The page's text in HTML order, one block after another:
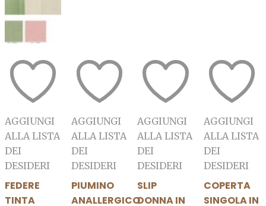
AGGIUNGI
ALLA LISTA
DEI
DESIDERI
FEDERE
TINTA
AGGIUNGI
ALLA LISTA
DEI
DESIDERI
PIUMINO
ANALLERGICO
AGGIUNGI
ALLA LISTA
DEI
DESIDERI
SLIP
DONNA IN
AGGIUNGI
ALLA LISTA
DEI
DESIDERI
COPERTA
SINGOLA IN